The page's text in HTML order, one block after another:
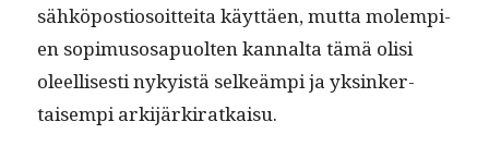
sähkö­pos­tiosoit­tei­ta käyt­täen, mut­ta molem­pi­
en sopimu­sos­a­puolten kannal­ta tämä olisi
oleel­lis­es­ti nyky­istä selkeämpi ja yksinker­
taisem­pi arkijärkiratkaisu.